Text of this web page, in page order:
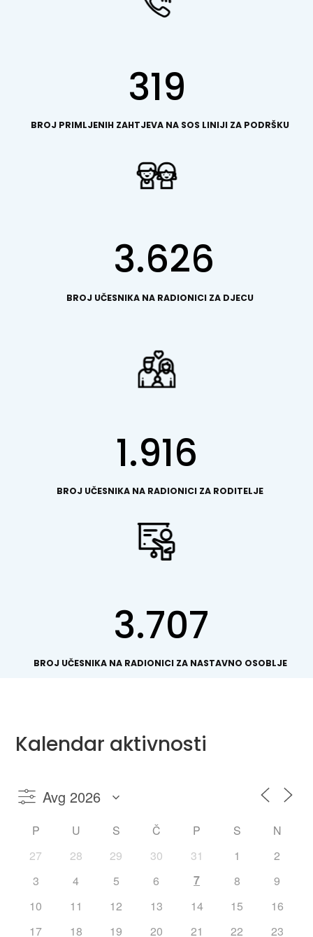
319
BROJ PRIMLJENIH ZAHTJEVA NA SOS LINIJI ZA PODRŠKU
3.626
BROJ UČESNIKA NA RADIONICI ZA DJECU
1.916
BROJ UČESNIKA NA RADIONICI ZA RODITELJE
3.707
BROJ UČESNIKA NA RADIONICI ZA NASTAVNO OSOBLJE
Kalendar aktivnosti
P U S Č P S
N
27
28 29 30 31 1
2
3
4 5 6 7 8
9
10
11 12 13 14 15
16
17
18 19 20 21 22 23